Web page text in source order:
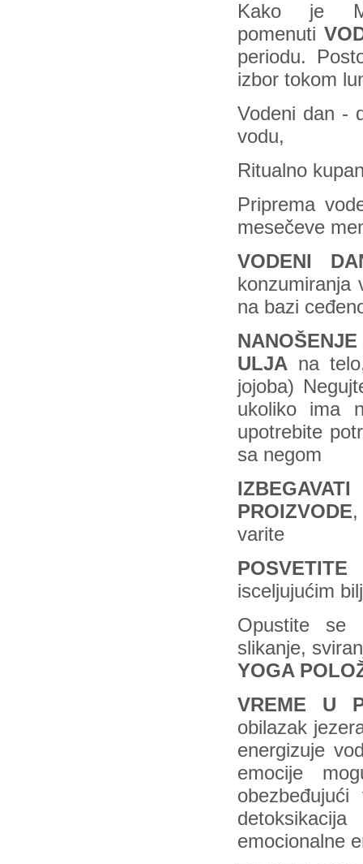
Kako je
pomenuti
periodu.
izbor tokom
Vodeni dan -
vodu,
Ritualno
Priprema
mesečeve
VODENI
na bazi
ULJA na
jojoba)
ukoliko ima
upotrebite
sa negom
PROIZVODE
varite
isceljujućim
Opustite se
slikanje,
YOGA
VREME U
obilazak
energizuje
emocije
emocionalne